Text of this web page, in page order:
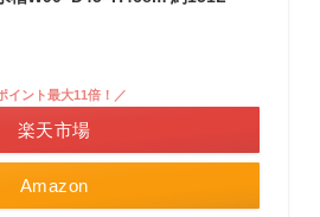
Amazon
イント最大11倍！／
楽天市場